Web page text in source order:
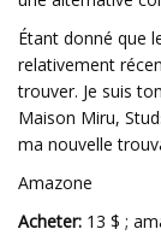
Étant donné que
relativement
trouver. Je suis
Maison Miru,
ma nouvelle
Amazone
Acheter: 13 $ ;